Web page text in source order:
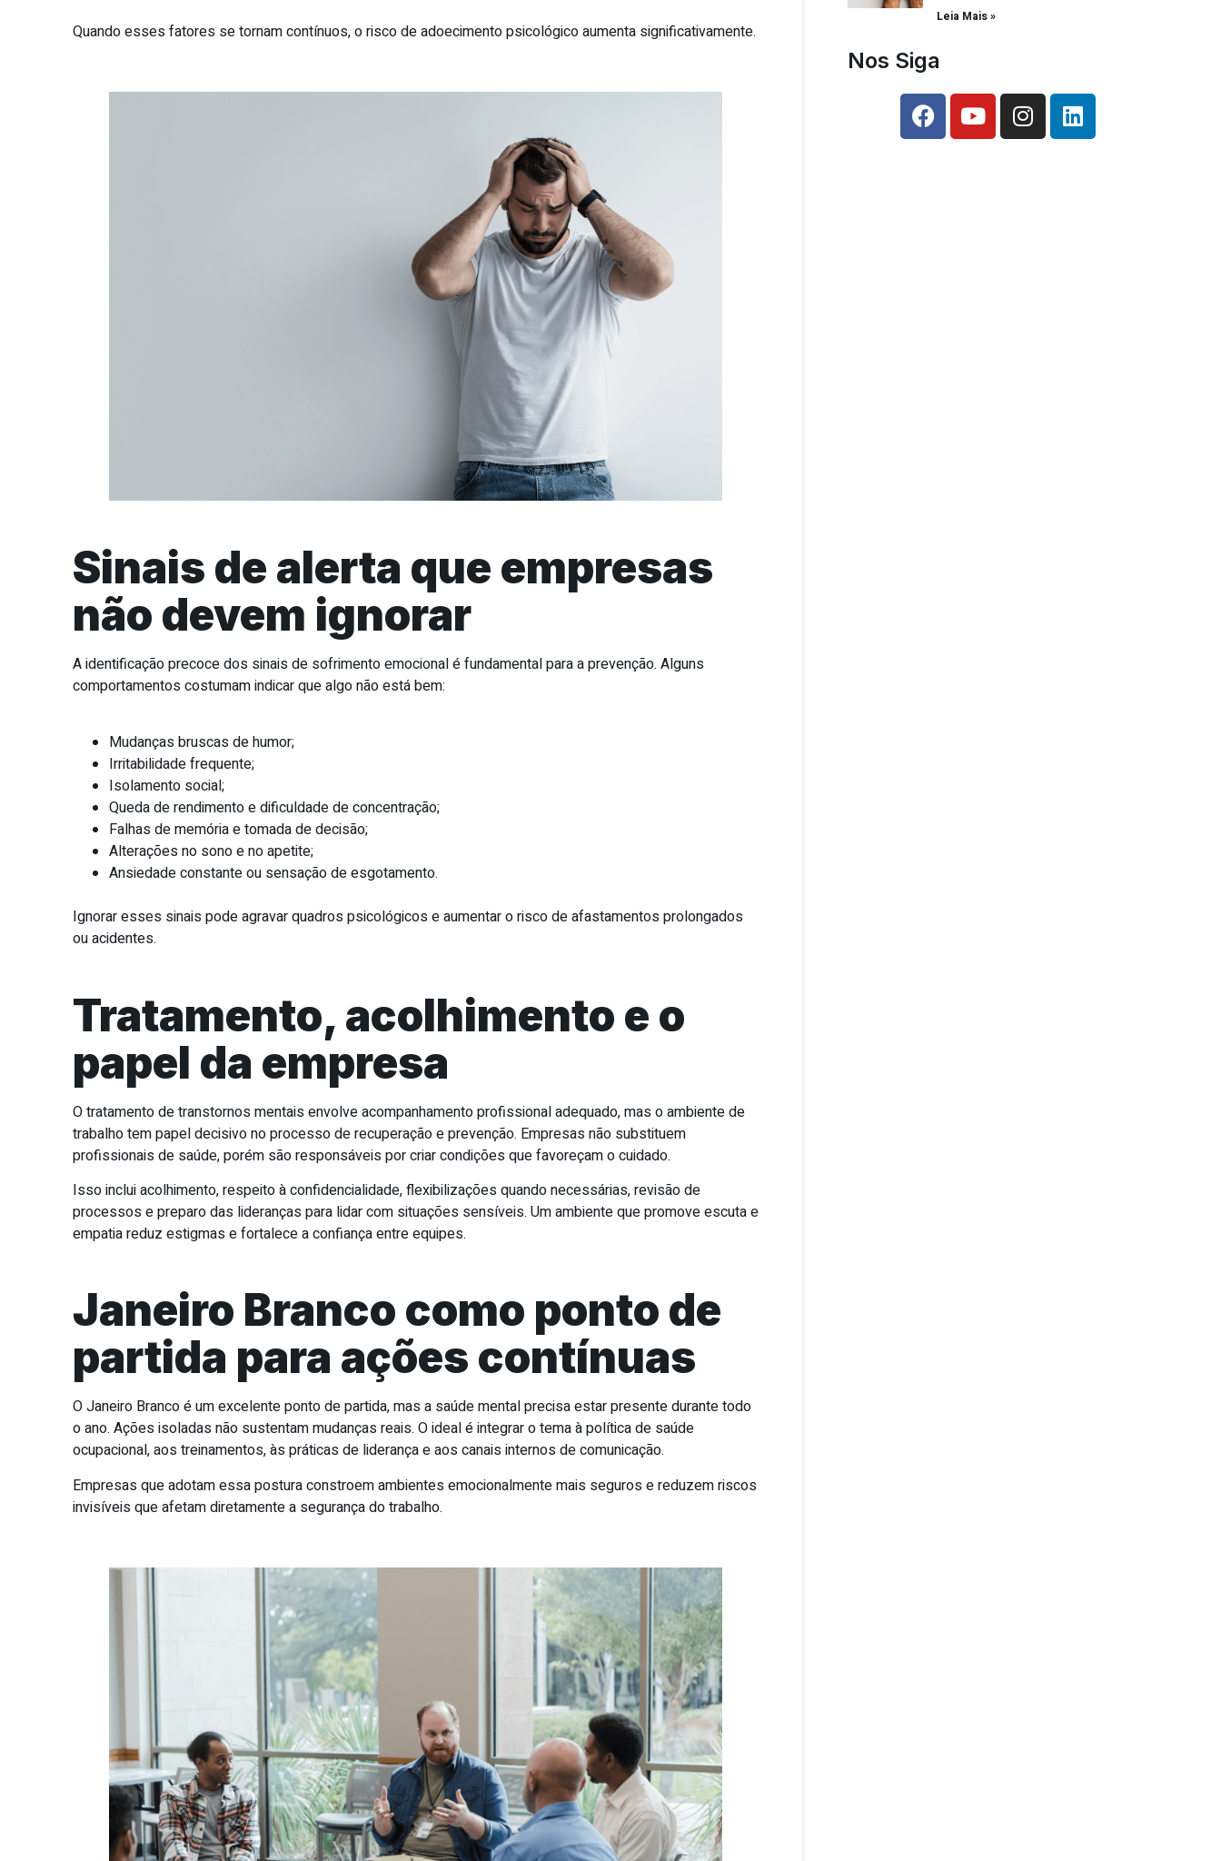
Quando esses fatores se tornam contínuos, o risco de adoecimento psicológico aumenta significativamente.
Sinais de alerta que empresas
não devem ignorar
A identificação precoce dos sinais de sofrimento emocional é fundamental para a prevenção. Alguns
comportamentos costumam indicar que algo não está bem:
Mudanças bruscas de humor;
Irritabilidade frequente;
Isolamento social;
Queda de rendimento e dificuldade de concentração;
Falhas de memória e tomada de decisão;
Alterações no sono e no apetite;
Ansiedade constante ou sensação de esgotamento.
Ignorar esses sinais pode agravar quadros psicológicos e aumentar o risco de afastamentos prolongados
ou acidentes.
Tratamento, acolhimento e o
papel da empresa
O tratamento de transtornos mentais envolve acompanhamento profissional adequado, mas o ambiente de
trabalho tem papel decisivo no processo de recuperação e prevenção. Empresas não substituem
profissionais de saúde, porém são responsáveis por criar condições que favoreçam o cuidado.
Isso inclui acolhimento, respeito à confidencialidade, flexibilizações quando necessárias, revisão de
processos e preparo das lideranças para lidar com situações sensíveis. Um ambiente que promove escuta e
empatia reduz estigmas e fortalece a confiança entre equipes.
Janeiro Branco como ponto de
partida para ações contínuas
O Janeiro Branco é um excelente ponto de partida, mas a saúde mental precisa estar presente durante todo
o ano. Ações isoladas não sustentam mudanças reais. O ideal é integrar o tema à política de saúde
ocupacional, aos treinamentos, às práticas de liderança e aos canais internos de comunicação.
Empresas que adotam essa postura constroem ambientes emocionalmente mais seguros e reduzem riscos
invisíveis que afetam diretamente a segurança do trabalho.
Leia Mais »
Nos Siga